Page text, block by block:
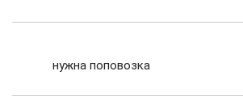
нужна поповозка